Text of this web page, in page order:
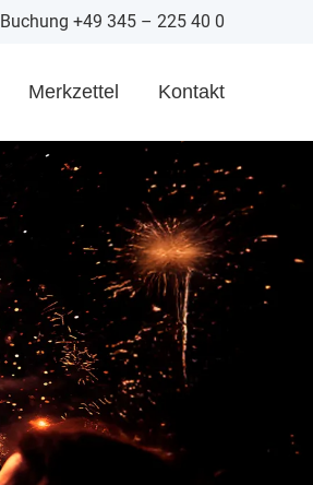
+49 345 – 225 40 0
Merkzettel Kontakt